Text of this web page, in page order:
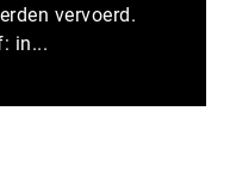
vervoerd.
in...